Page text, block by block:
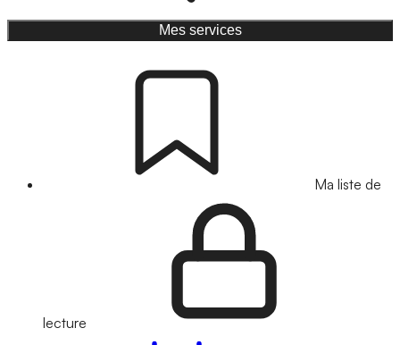
Mes services
Ma liste de
lecture